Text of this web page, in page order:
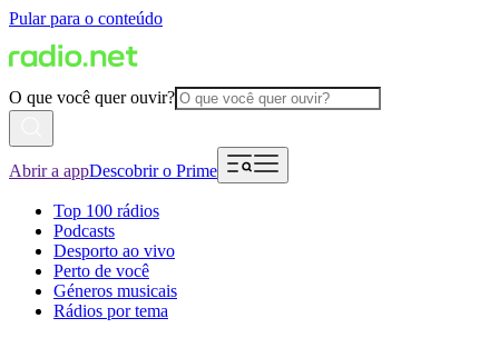
Pular para o conteúdo
O que você quer ouvir?
Abrir a appDescobrir o Prime
Top 100 rádios
Podcasts
Desporto ao vivo
Perto de você
Géneros musicais
Rádios por tema